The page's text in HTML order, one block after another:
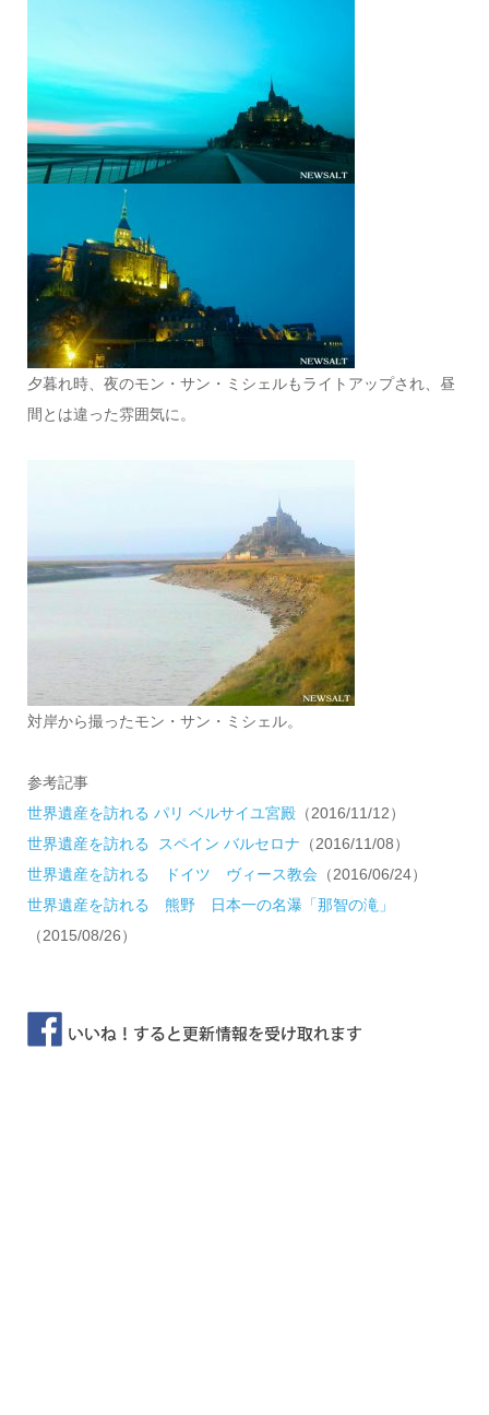
夕暮れ時、夜のモン・サン・ミシェルもライトアップされ、昼
間とは違った雰囲気に。
対岸から撮ったモン・サン・ミシェル。
参考記事
世界遺産を訪れる パリ ベルサイユ宮殿（2016/11/12）
世界遺産を訪れる スペイン バルセロナ （2016/11/08）
世界遺産を訪れる ドイツ ヴィース教会 （2016/06/24）
世界遺産を訪れる 熊野 日本一の名瀑「那智の滝」
（2015/08/26）